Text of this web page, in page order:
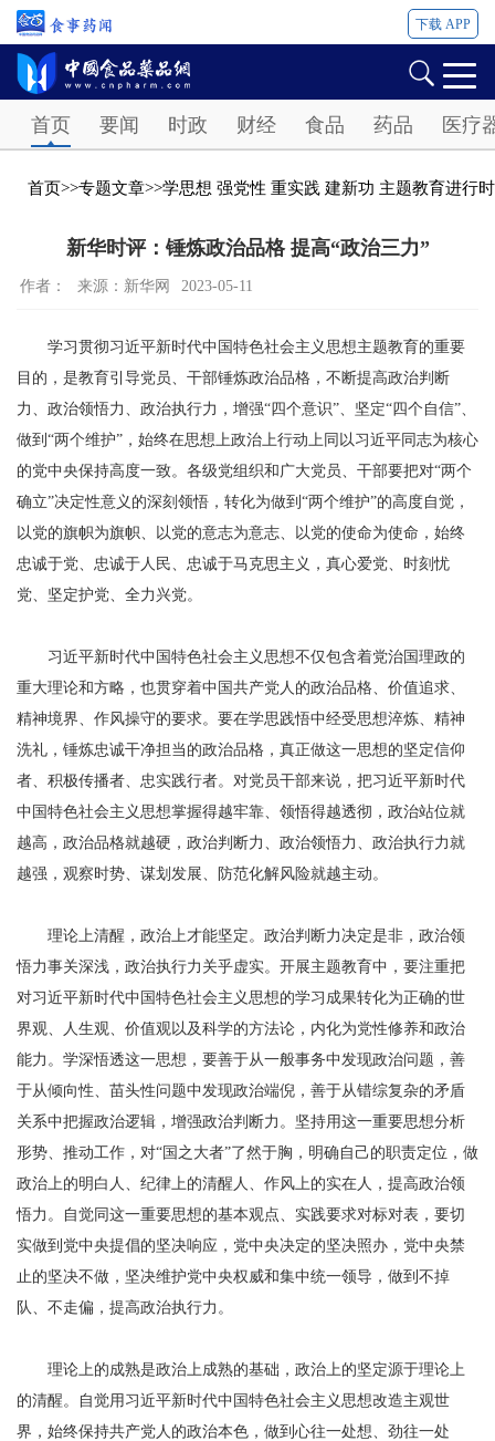
下载 APP
首页 要闻 时政 财经 食品 药品 医疗
首页>>专题文章>>学思想 强党性 重实践 建新功 主题教育进行时
新华时评：锤炼政治品格 提高“政治三力”
作者： 来源：新华网 2023-05-11
学习贯彻习近平新时代中国特色社会主义思想主题教育的重要
目的，是教育引导党员、干部锤炼政治品格，不断提高政治判断
力、政治领悟力、政治执行力，增强“四个意识”、坚定“四个自信”、
做到“两个维护”，始终在思想上政治上行动上同以习近平同志为核心
的党中央保持高度一致。各级党组织和广大党员、干部要把对“两个
确立”决定性意义的深刻领悟，转化为做到“两个维护”的高度自觉，
以党的旗帜为旗帜、以党的意志为意志、以党的使命为使命，始终
忠诚于党、忠诚于人民、忠诚于马克思主义，真心爱党、时刻忧
党、坚定护党、全力兴党。
习近平新时代中国特色社会主义思想不仅包含着党治国理政的
重大理论和方略，也贯穿着中国共产党人的政治品格、价值追求、
精神境界、作风操守的要求。要在学思践悟中经受思想淬炼、精神
洗礼，锤炼忠诚干净担当的政治品格，真正做这一思想的坚定信仰
者、积极传播者、忠实践行者。对党员干部来说，把习近平新时代
中国特色社会主义思想掌握得越牢靠、领悟得越透彻，政治站位就
越高，政治品格就越硬，政治判断力、政治领悟力、政治执行力就
越强，观察时势、谋划发展、防范化解风险就越主动。
理论上清醒，政治上才能坚定。政治判断力决定是非，政治领
悟力事关深浅，政治执行力关乎虚实。开展主题教育中，要注重把
对习近平新时代中国特色社会主义思想的学习成果转化为正确的世
界观、人生观、价值观以及科学的方法论，内化为党性修养和政治
能力。学深悟透这一思想，要善于从一般事务中发现政治问题，善
于从倾向性、苗头性问题中发现政治端倪，善于从错综复杂的矛盾
关系中把握政治逻辑，增强政治判断力。坚持用这一重要思想分析
形势、推动工作，对“国之大者”了然于胸，明确自己的职责定位，做
政治上的明白人、纪律上的清醒人、作风上的实在人，提高政治领
悟力。自觉同这一重要思想的基本观点、实践要求对标对表，要切
实做到党中央提倡的坚决响应，党中央决定的坚决照办，党中央禁
止的坚决不做，坚决维护党中央权威和集中统一领导，做到不掉
队、不走偏，提高政治执行力。
理论上的成熟是政治上成熟的基础，政治上的坚定源于理论上
的清醒。自觉用习近平新时代中国特色社会主义思想改造主观世
界，始终保持共产党人的政治本色，做到心往一处想、劲往一处